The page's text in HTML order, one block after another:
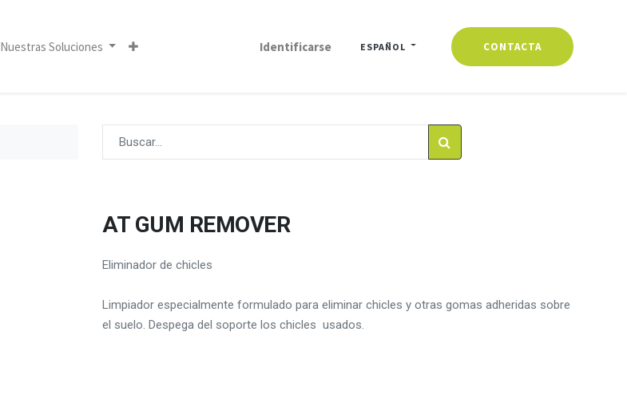
Nuestras Soluciones Identificarse ESPAÑOL CONTACTA
AT GUM REMOVER
Eliminador de chicles
Limpiador especialmente formulado para eliminar chicles y otras gomas adheridas sobre
el suelo. Despega del soporte los chicles usados.